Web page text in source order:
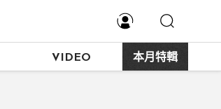
VIDEO 本月特輯